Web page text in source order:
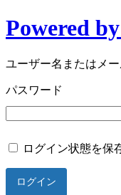
Powered
ユーザー名またはメ
パスワード
ログイン状態を保